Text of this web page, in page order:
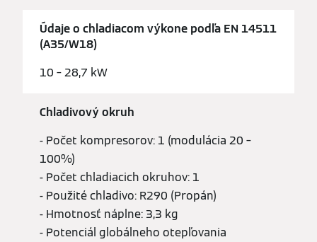
Údaje o chladiacom výkone podľa EN 14511
(A35/W18)
10 – 28,7 kW
Chladivový okruh
- Počet kompresorov: 1 (modulácia 20 –
100%)
- Počet chladiacich okruhov: 1
- Použité chladivo: R290 (Propán)
- Hmotnosť náplne: 3,3 kg
- Potenciál globálneho otepľovania